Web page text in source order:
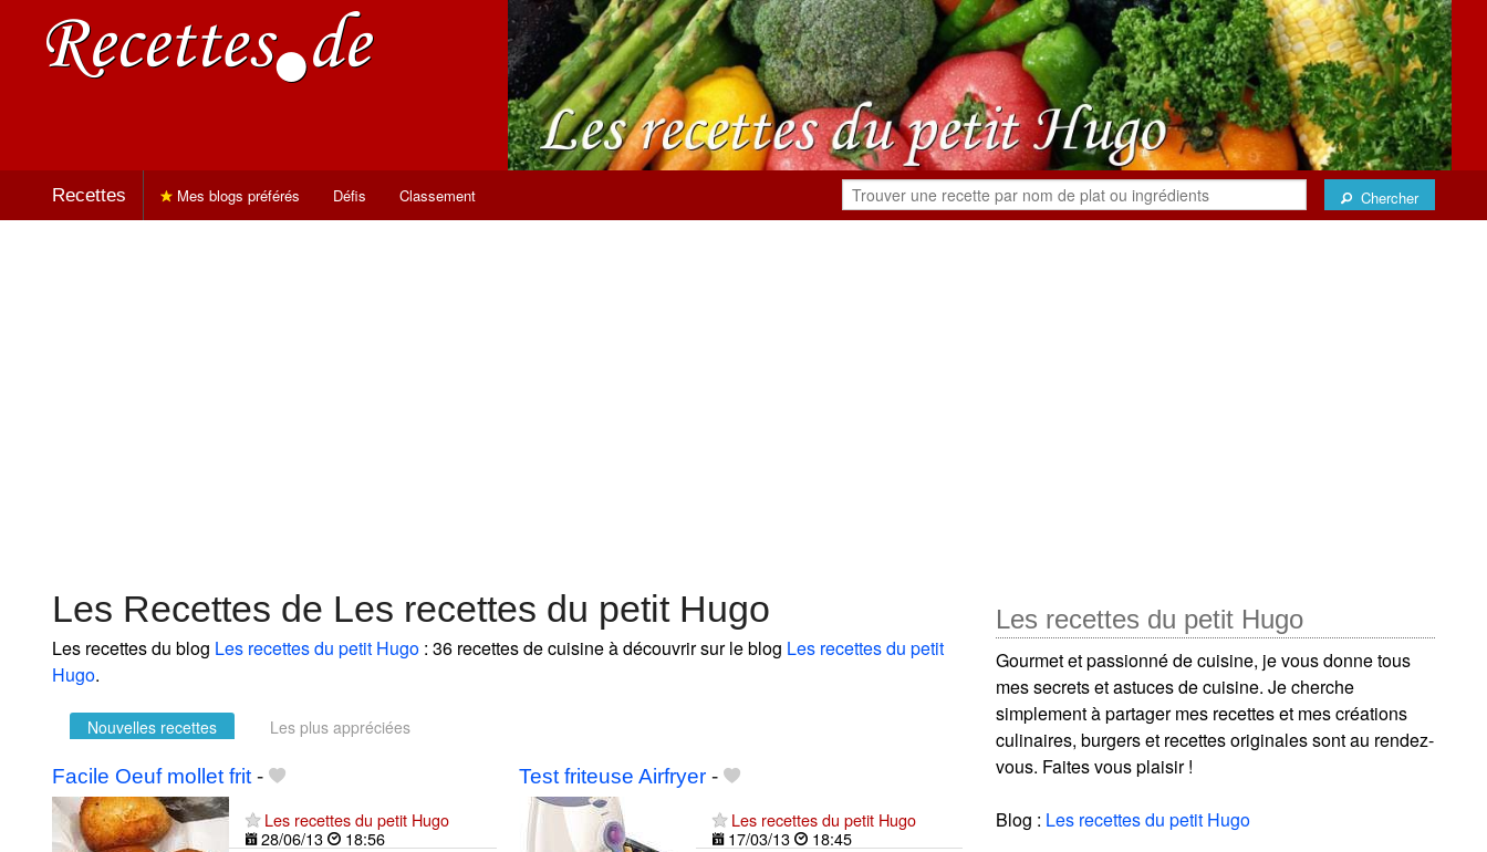
Recettes Chercher
Mes blogs préférés Défis Classement
Les Recettes de Les recettes du petit Hugo
Les recettes du blog Les recettes du petit Hugo : 36 recettes de cuisine à découvrir sur le blog Les recettes du petit
Hugo.
Nouvelles recettes Les plus appréciées
Facile Oeuf mollet frit -
Les recettes du petit Hugo
28/06/13
18:56
Test friteuse Airfryer-
Les recettes du petit Hugo
17/03/13
18:45
Les recettes du petit Hugo
Gourmet et passionné de cuisine, je vous donne tous
mes secrets et astuces de cuisine. Je cherche
simplement à partager mes recettes et mes créations
culinaires, burgers et recettes originales sont au rendez-
vous. Faites vous plaisir !
Blog : Les recettes du petit Hugo